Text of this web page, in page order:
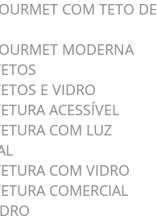
COM TETO DE
MODERNA
E VIDRO
ACESSÍVEL
COM LUZ
COM VIDRO
COMERCIAL